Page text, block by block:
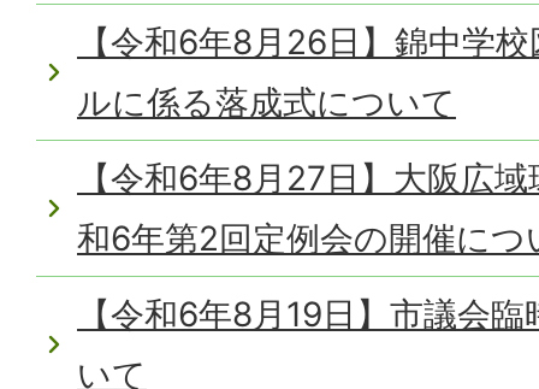
【令和6年8月26日】錦中学
ルに係る落成式について
【令和6年8月27日】大阪広
和6年第2回定例会の開催につ
【令和6年8月19日】市議会
いて